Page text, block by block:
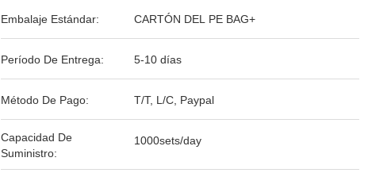
Embalaje Estándar: CARTÓN DEL PE BAG+
Período De Entrega: 5-10 días
Método De Pago: T/T, L/C, Paypal
Capacidad De
Suministro:
1000sets/day